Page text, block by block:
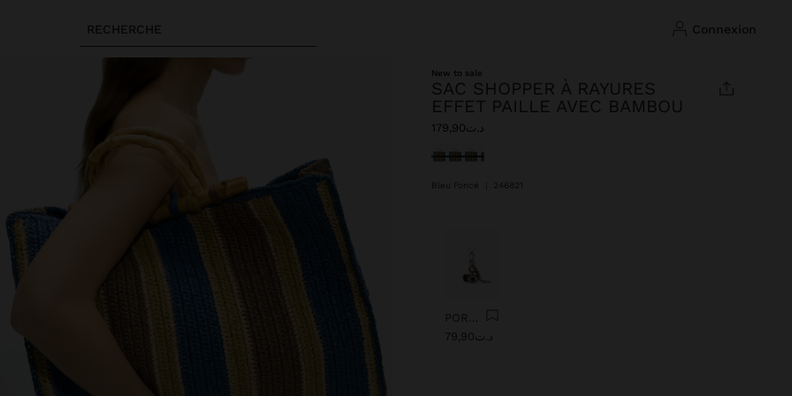
RECHERCHE connexion
New to sale
SAC SHOPPER À RAYURES
EFFET PAILLE AVEC BAMBOU
د.ت179,90
sélectionné(s)
Bleu Foncé 246821
د.ت79,90